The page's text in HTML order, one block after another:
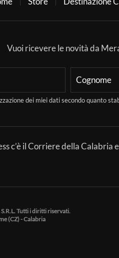
Vuoi ricevere le novità da
dei miei dati secondo quanto
c’è il Corriere della Calabria
Tutti i diritti riservati.
(CZ) - Calabria